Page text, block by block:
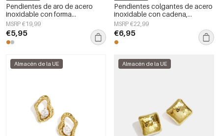
Pendientes de aro de acero
inoxidable con forma
geométrica, sencillos, de la
serie Daily Simple, joyería para
mujer.
MSRP €19,99
€5,95
Pendientes colgantes de acero
inoxidable con cadena,
elegantes, ideales para
reuniones o fiestas. Colección
de lujo para mujer.
MSRP €22,99
€6,95
Almacén de la UE Almacén de la UE